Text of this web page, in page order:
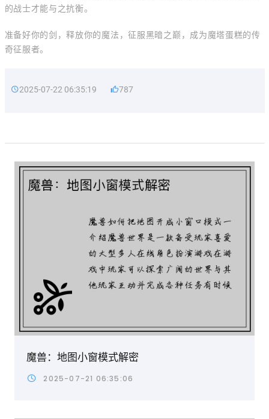
的战士才能与之抗衡。
准备好你的剑，释放你的魔法，征服黑暗之巅，成为魔塔蛋糕的传
奇征服者。
2025-07-22 06:35:19 787
魔兽：地图小窗模式解密
2025-07-21 06:35:06